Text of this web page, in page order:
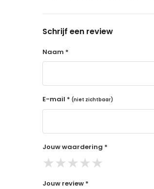
14 dagen retourtermijn
Binnen 14 dagen een
De terugbetaling wordt
Schrijf een review
Naam *
E-mail * (niet zichtbaar)
Jouw waardering *
★★★★★
Jouw review *